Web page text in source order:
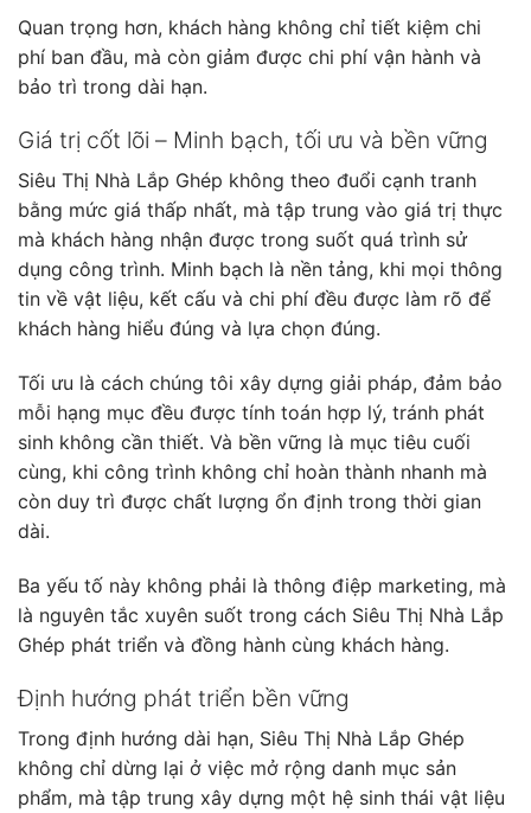
Quan trọng hơn, khách hàng không chỉ tiết kiệm chi
phí ban đầu, mà còn giảm được chi phí vận hành và
bảo trì trong dài hạn.
Giá trị cốt lõi – Minh bạch, tối ưu và bền vững
Siêu Thị Nhà Lắp Ghép không theo đuổi cạnh tranh
bằng mức giá thấp nhất, mà tập trung vào giá trị thực
mà khách hàng nhận được trong suốt quá trình sử
dụng công trình. Minh bạch là nền tảng, khi mọi thông
tin về vật liệu, kết cấu và chi phí đều được làm rõ để
khách hàng hiểu đúng và lựa chọn đúng.
Tối ưu là cách chúng tôi xây dựng giải pháp, đảm bảo
mỗi hạng mục đều được tính toán hợp lý, tránh phát
sinh không cần thiết. Và bền vững là mục tiêu cuối
cùng, khi công trình không chỉ hoàn thành nhanh mà
còn duy trì được chất lượng ổn định trong thời gian
dài.
Ba yếu tố này không phải là thông điệp marketing, mà
là nguyên tắc xuyên suốt trong cách Siêu Thị Nhà Lắp
Ghép phát triển và đồng hành cùng khách hàng.
Định hướng phát triển bền vững
Trong định hướng dài hạn, Siêu Thị Nhà Lắp Ghép
không chỉ dừng lại ở việc mở rộng danh mục sản
phẩm, mà tập trung xây dựng một hệ sinh thái vật liệu